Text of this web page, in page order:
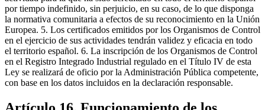
por tiempo indefinido, sin perjuicio, en su caso, de lo que disponga
la normativa comunitaria a efectos de su reconocimiento en la Unión
Europea. 5. Los certificados emitidos por los Organismos de Control
en el ejercicio de sus actividades tendrán validez y eficacia en todo
el territorio español. 6. La inscripción de los Organismos de Control
en el Registro Integrado Industrial regulado en el Título IV de esta
Ley se realizará de oficio por la Administración Pública competente,
con base en los datos incluidos en la declaración responsable.